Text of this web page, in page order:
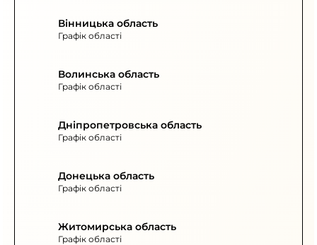
Вінницька область
Графік області
Волинська область
Графік області
Дніпропетровська область
Графік області
Донецька область
Графік області
Житомирська область
Графік області